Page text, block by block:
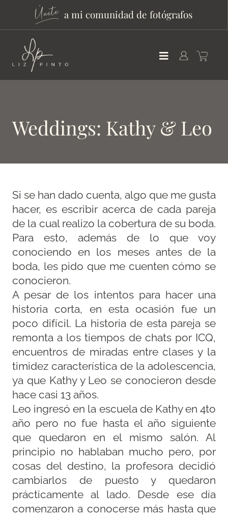
a mi comunidad de fotógrafos
Weddings: Kathy & Leo
Si se han dado cuenta, algo que me gusta
hacer, es escribir acerca de cada pareja
de la cual realizo la cobertura de su boda.
Para esto, además de lo que voy
conociendo en los meses antes de la
boda, les pido que me cuenten cómo se
conocieron.
A pesar de los intentos para hacer una
historia corta, en esta ocasión fue un
poco difícil. La historia de esta pareja se
remonta a los tiempos de chats por ICQ,
encuentros de miradas entre clases y la
timidez característica de la adolescencia,
ya que Kathy y Leo se conocieron desde
hace casi 13 años.
Leo ingresó en la escuela de Kathy en 4to
año pero no fue hasta el año siguiente
que quedaron en el mismo salón. Al
principio no hablaban mucho pero, por
cosas del destino, la profesora decidió
cambiarlos de puesto y quedaron
prácticamente al lado. Desde ese día
comenzaron a conocerse más hasta que